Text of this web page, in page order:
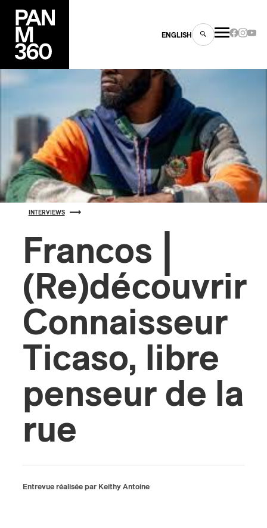
ENGLISH
INTERVIEWS
Francos |
(Re)découvrir
Connaisseur
Ticaso, libre
penseur de la
rue
Entrevue réalisée par Keithy Antoine